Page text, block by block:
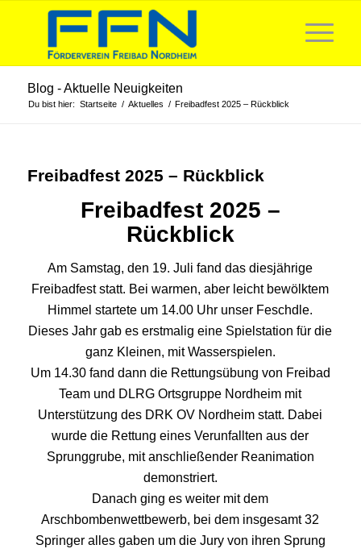
Blog - Aktuelle Neuigkeiten
Du bist hier: Startseite / Aktuelles / Freibadfest 2025 – Rückblick
Freibadfest 2025 – Rückblick
Freibadfest 2025 –
Rückblick
Am Samstag, den 19. Juli fand das diesjährige
Freibadfest statt. Bei warmen, aber leicht bewölktem
Himmel startete um 14.00 Uhr unser Feschdle.
Dieses Jahr gab es erstmalig eine Spielstation für die
ganz Kleinen, mit Wasserspielen.
Um 14.30 fand dann die Rettungsübung von Freibad
Team und DLRG Ortsgruppe Nordheim mit
Unterstützung des DRK OV Nordheim statt. Dabei
wurde die Rettung eines Verunfallten aus der
Sprunggrube, mit anschließender Reanimation
demonstriert.
Danach ging es weiter mit dem
Arschbombenwettbewerb, bei dem insgesamt 32
Springer alles gaben um die Jury von ihren Sprung